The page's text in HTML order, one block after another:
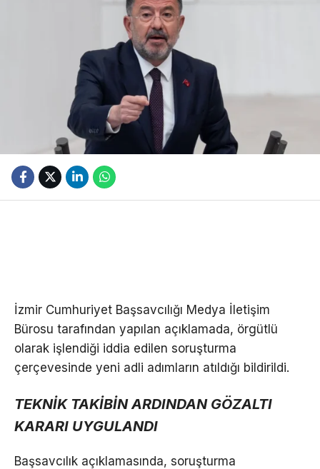
İzmir Cumhuriyet Başsavcılığı Medya İletişim
Bürosu tarafından yapılan açıklamada, örgütlü
olarak işlendiği iddia edilen soruşturma
çerçevesinde yeni adli adımların atıldığı bildirildi.
TEKNİK TAKİBİN ARDINDAN GÖZALTI
KARARI UYGULANDI
Başsavcılık açıklamasında, soruşturma